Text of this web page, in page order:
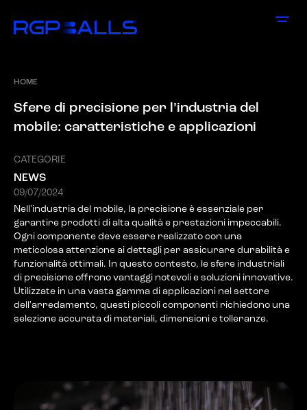
HOME
Sfere di precisione per l’industria del
mobile: caratteristiche e applicazioni
CATEGORIE
NEWS
09/07/2024
Nell'industria del mobile, la precisione è essenziale per
garantire prodotti di alta qualità e prestazioni impeccabili.
Ogni componente deve essere realizzato con una
meticolosa attenzione ai dettagli per assicurare durabilità e
funzionalità ottimali. In questo contesto, le sfere industriali
di precisione offrono vantaggi notevoli e soluzioni innovative.
Utilizzate in una vasta gamma di applicazioni nel settore
dell'arredamento, questi piccoli componenti richiedono una
selezione accurata di materiali, dimensioni e tolleranze.